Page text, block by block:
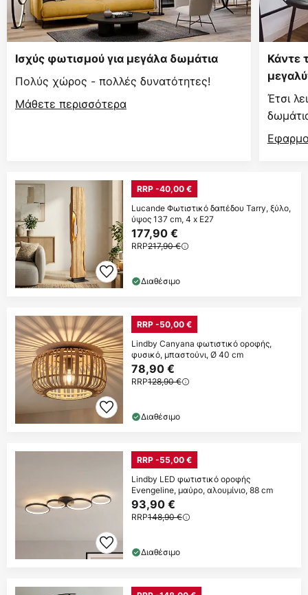
Ισχύς φωτισμού για μεγάλα δωμάτια
Πολύς χώρος - πολλές δυνατότητες!
Μάθετε περισσότερα
Κάντε
Έτσι
RRP -40,00 €
Lucande Φωτιστικό δαπέδου Tarry, ξύλο,
ύψος 137 cm, 4 x E27
177,90 €
RRP217,90 €
Διαθέσιμο
RRP -50,00 €
Lindby Canyana φωτιστικό οροφής,
φυσικό, μπαστούνι, Ø 40 cm
78,90 €
RRP128,90 €
Διαθέσιμο
RRP -55,00 €
Lindby LED φωτιστικό οροφής
Evengeline, μαύρο, αλουμίνιο, 88 cm
93,90 €
RRP148,90 €
Διαθέσιμο